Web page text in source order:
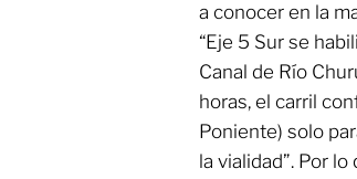
a conocer en la
“Eje 5 Sur se
Canal de Río
horas, el carril
Poniente) solo
la vialidad”. Por